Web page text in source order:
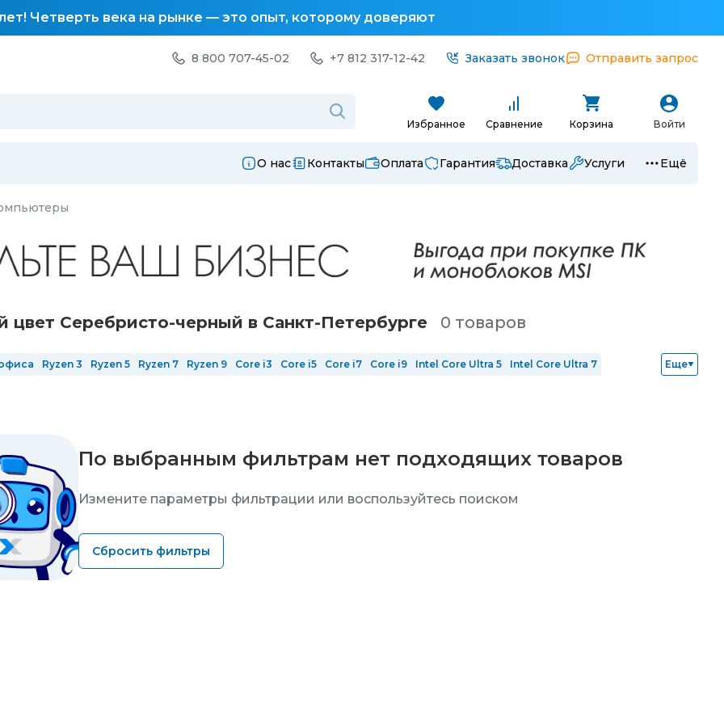
Четверть века на рынке — это опыт, которому доверяют
8 800 707-45-02 +7 812 317-12-42 Заказать звонок Отправить запрос
Избранное Сравнение Корзина Войти
О нас Контакты Оплата Гарантия Доставка Услуги Ещё
Серебристо-черный в Санкт-Петербургe 0 товаров
Ryzen 3 Ryzen 5 Ryzen 7 Ryzen 9 Core i3 Core i5 Core i7 Core i9 Intel Core Ultra 5
Intel Core Ultra 7
Еще
По выбранным фильтрам нет подходящих товаров
Измените параметры фильтрации или воспользуйтесь поиском
Сбросить фильтры